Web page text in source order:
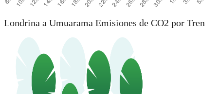
Londrina a Umuarama Emisiones de CO2 por Tren